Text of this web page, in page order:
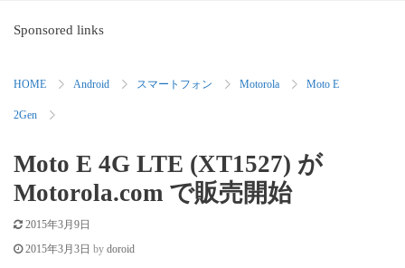
Sponsored links
HOME Android スマートフォン Motorola Moto E
2Gen
Moto E 4G LTE (XT1527) が
Motorola.com で販売開始
2015年3月9日
2015年3月3日 by doroid